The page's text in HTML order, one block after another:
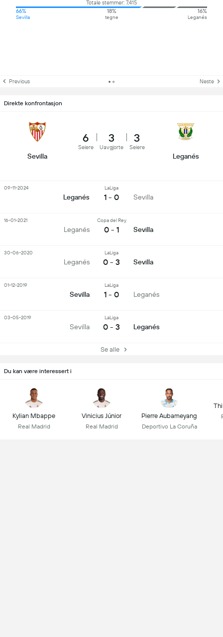
Totale stemmer: 7,415
66%
Sevilla
18%
tegne
16%
Leganés
Previous Neste
Direkte konfrontasjon
Sevilla
6
Seiere
3
Uavgjorte
3
Seiere
Leganés
Leganés
LaLiga
1 - 0 Sevilla
09-11-2024
Leganés
Copa del Rey
0 - 1 Sevilla
16-01-2021
Leganés
LaLiga
0 - 3 Sevilla
30-06-2020
Sevilla
LaLiga
1 - 0 Leganés
01-12-2019
Sevilla
LaLiga
0 - 3 Leganés
03-05-2019
Se alle
Du kan være interessert i
Kylian Mbappe
Real Madrid
Vinicius Júnior
Real Madrid
Pierre Aubameyang
Deportivo La Coruña